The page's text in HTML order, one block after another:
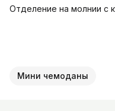
Отделение на молнии с
Мини чемоданы